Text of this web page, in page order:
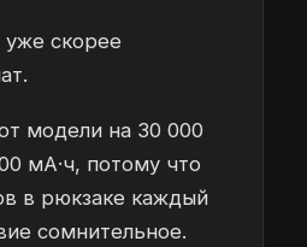
скорее
модели на 30 000
мА·ч, потому что
в рюкзаке каждый
сомнительное.